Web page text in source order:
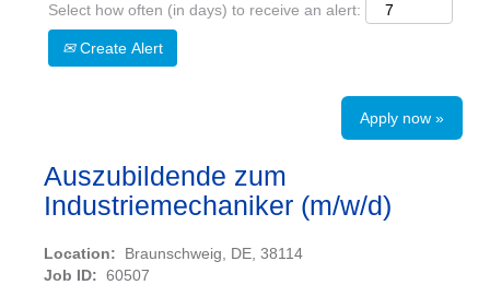
Select how often (in days) to receive an alert:
Create Alert
Apply now »
Auszubildende zum
Industriemechaniker (m/w/d)
Location: Braunschweig, DE, 38114
Job ID: 60507